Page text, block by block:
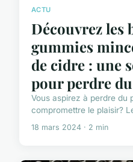
ACTU
Découvrez les
gummies
de cidre : une
pour perdre
Vous aspirez à perdre du
compromettre le plaisir?
18 mars 2024 · 2 min